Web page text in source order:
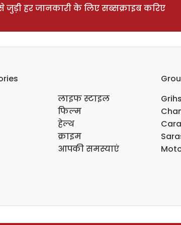
जुड़ी हर जानकारी के लिए सब्सक्राइब करिए
लाइफ स्टाइल
फिल्म
हेल्थ
क्राइम
आपकी समस्याएं